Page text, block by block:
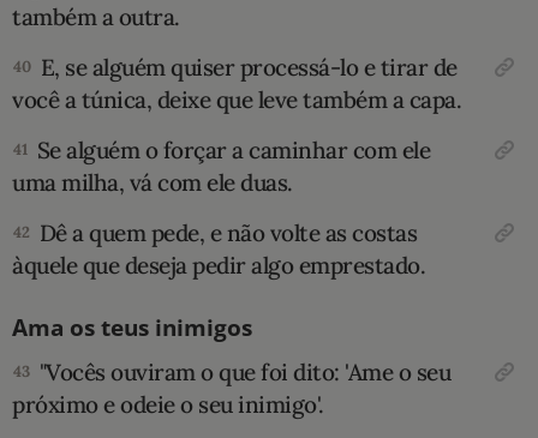
também a outra.
40 E, se alguém quiser processá-lo e tirar de
você a túnica, deixe que leve também a capa.
41 Se alguém o forçar a caminhar com ele
uma milha, vá com ele duas.
42 Dê a quem pede, e não volte as costas
àquele que deseja pedir algo emprestado.
Ama os teus inimigos
43 "Vocês ouviram o que foi dito: 'Ame o seu
próximo e odeie o seu inimigo'.